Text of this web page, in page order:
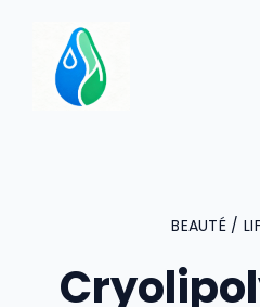
contenu
BEAUTÉ /